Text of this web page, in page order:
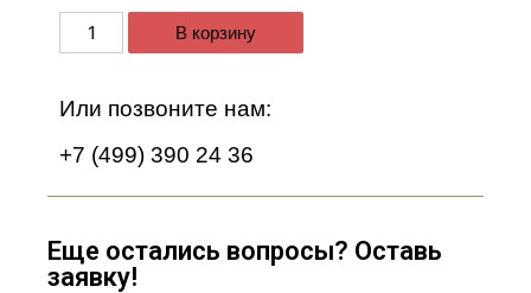
В корзину
Или позвоните нам:
+7 (499) 390 24 36
Еще остались вопросы? Оставь
заявку!